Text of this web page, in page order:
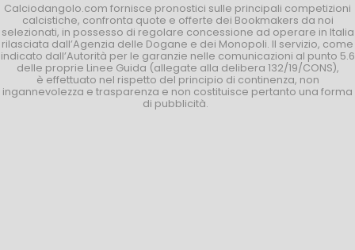
Calciodangolo.com fornisce pronostici sulle principali competizioni
calcistiche, confronta quote e offerte dei Bookmakers da noi
selezionati, in possesso di regolare concessione ad operare in Italia
rilasciata dall’Agenzia delle Dogane e dei Monopoli. Il servizio, come
indicato dall’Autorità per le garanzie nelle comunicazioni al punto 5.6
delle proprie Linee Guida (allegate alla delibera 132/19/CONS),
è effettuato nel rispetto del principio di continenza, non
ingannevolezza e trasparenza e non costituisce pertanto una forma
di pubblicità.